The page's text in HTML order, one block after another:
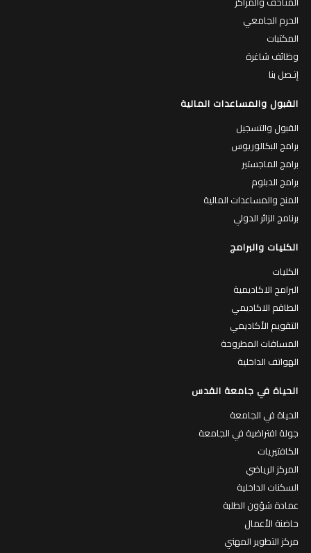
الحرم الجامعي
المكتبات
وظائف شاغرة
إتـصل بنا
القبول والمساعدات المالية
القبول والتسجيل
برامج البكالوريوس
برامج الماجستير
برامج الدبلوم
المنح والمساعدات المالية
برنامج الزائر الدولي
الكليات والبرامج
الكليات
البرامج الاكاديمية
الطاقم الاكاديمي
التقويم الأكاديمي
المساقات المطروحة
الهواتف الداخلية
الحياة في جامعة القدس
الحياة في الجامعة
جولة افتراضية في الجامعة
الكافتيريات
المركز الرياضي
السكنات الداخلية
عمادة شؤون الطلبة
حاضنة الأعمال
مركز التطوير المهني